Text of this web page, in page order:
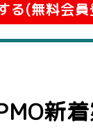
る(無料会
新